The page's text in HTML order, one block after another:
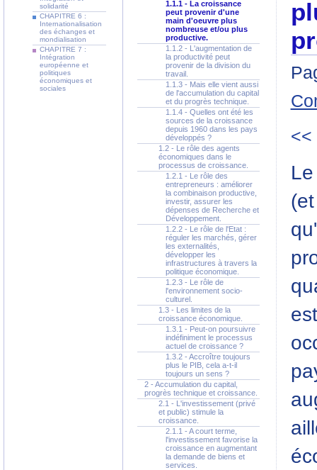
solidarité
CHAPITRE 6 :
Internationalisation
des échanges et
mondialisation
CHAPITRE 7 :
Intégration
européenne et
politiques
économiques et
sociales
1.1.1 - La croissance
peut provenir d'une
main d'oeuvre plus
nombreuse et/ou plus
productive.
1.1.2 - L'augmentation de
la productivité peut
provenir de la division du
travail.
1.1.3 - Mais elle vient aussi
de l'accumulation du capital
et du progrès technique.
1.1.4 - Quelles ont été les
sources de la croissance
depuis 1960 dans les pays
développés ?
1.2 - Le rôle des agents
économiques dans le
processus de croissance.
1.2.1 - Le rôle des
entrepreneurs : améliorer
la combinaison productive,
investir, assurer les
dépenses de Recherche et
Développement.
1.2.2 - Le rôle de l'Etat :
réguler les marchés, gérer
les externalités,
développer les
infrastructures à travers la
politique économique.
1.2.3 - Le rôle de
l'environnement socio-
culturel.
1.3 - Les limites de la
croissance économique.
1.3.1 - Peut-on poursuivre
indéfiniment le processus
actuel de croissance ?
1.3.2 - Accroître toujours
plus le PIB, cela a-t-il
toujours un sens ?
2 - Accumulation du capital,
progrès technique et croissance.
2.1 - L'investissement (privé
et public) stimule la
croissance.
2.1.1 - A court terme,
l'investissement favorise la
croissance en augmentant
la demande de biens et
services.
<<